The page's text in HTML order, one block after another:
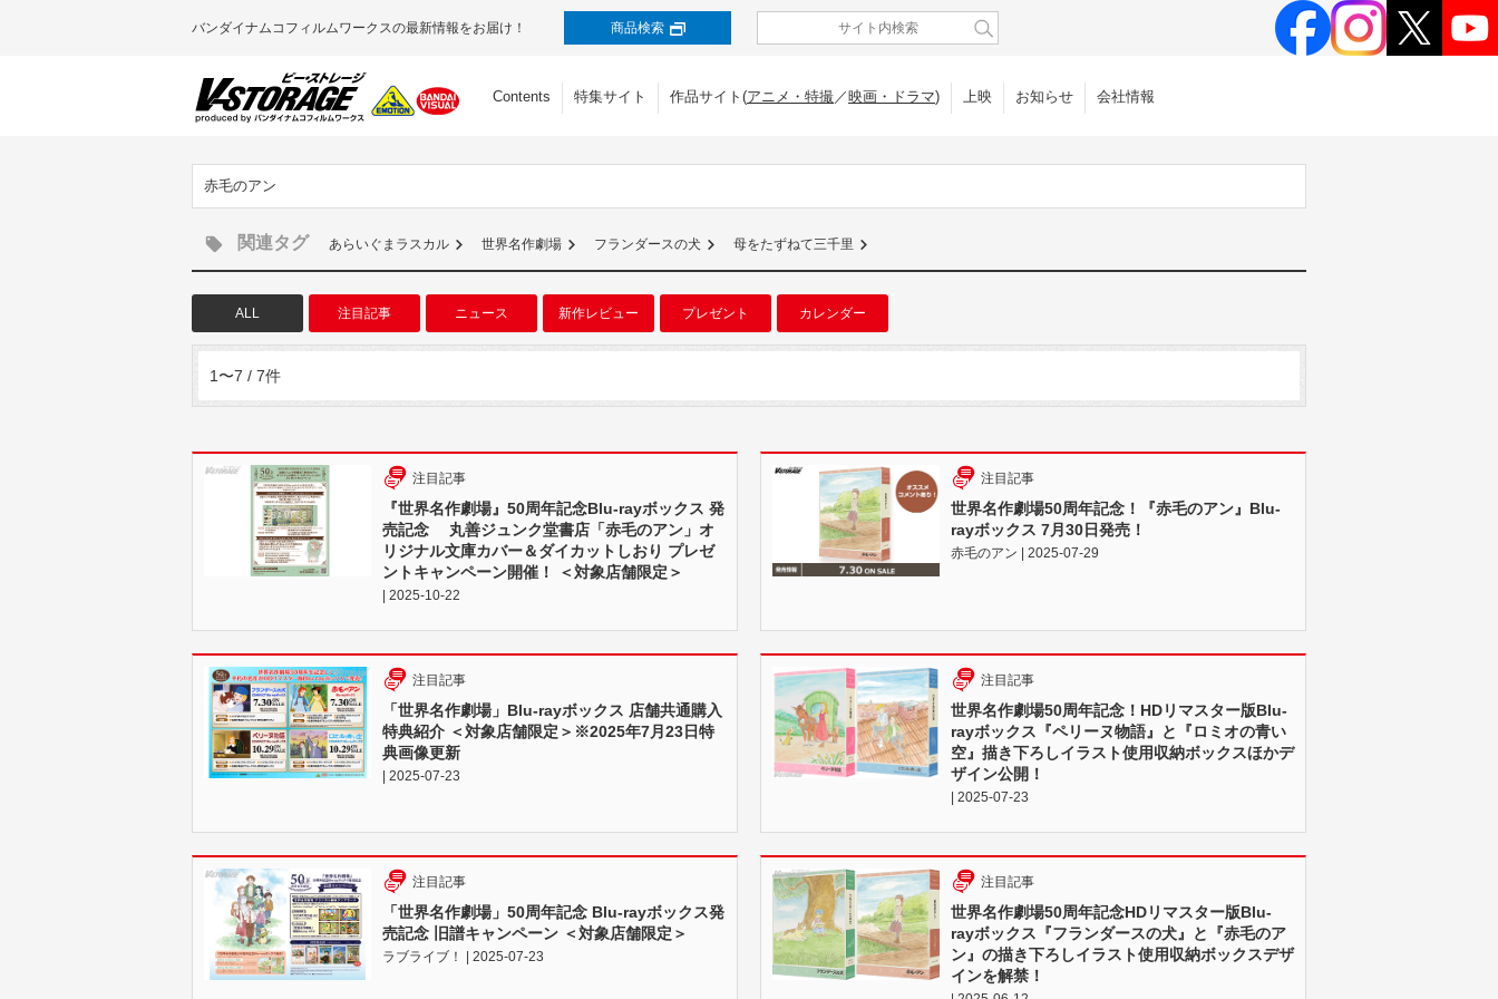
バンダイナムコフィルムワークスの最新情報をお届け！ 商品検索
Contents 特集サイト 作品サイト(アニメ・特撮／映画・ドラマ) 上映 お知らせ 会社情報
赤毛のアン
関連タグ あらいぐまラスカル 世界名作劇場 フランダースの犬 母をたずねて三千里
ALL 注目記事 ニュース 新作レビュー プレゼント カレンダー
1〜7 / 7件
注目記事
『世界名作劇場』50周年記念Blu-rayボックス 発
売記念 丸善ジュンク堂書店「赤毛のアン」オ
リジナル文庫カバー＆ダイカットしおり プレゼ
ントキャンペーン開催！ ＜対象店舗限定＞
| 2025-10-22
注目記事
世界名作劇場50周年記念！『赤毛のアン』Blu-
rayボックス 7月30日発売！
赤毛のアン | 2025-07-29
注目記事
「世界名作劇場」Blu-rayボックス 店舗共通購入
特典紹介 ＜対象店舗限定＞※2025年7月23日特
典画像更新
| 2025-07-23
注目記事
世界名作劇場50周年記念！HDリマスター版Blu-
rayボックス『ペリーヌ物語』と『ロミオの青い
空』描き下ろしイラスト使用収納ボックスほかデ
ザイン公開！
| 2025-07-23
注目記事
「世界名作劇場」50周年記念 Blu-rayボックス発
売記念 旧譜キャンペーン ＜対象店舗限定＞
ラブライブ！ | 2025-07-23
注目記事
世界名作劇場50周年記念HDリマスター版Blu-
rayボックス『フランダースの犬』と『赤毛のア
ン』の描き下ろしイラスト使用収納ボックスデザ
インを解禁！